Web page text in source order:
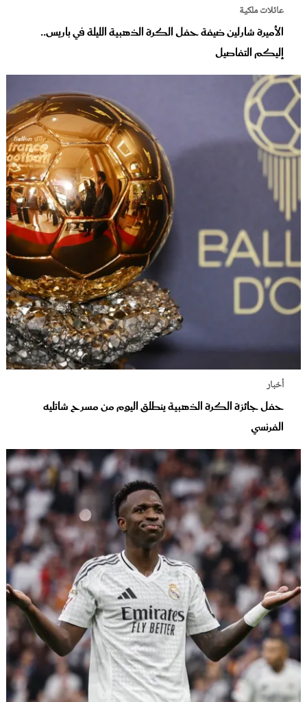
عائلات ملكية
الأميرة شارلين ضيفة حفل الكرة الذهبية الليلة في باريس..
إليكم التفاصيل
أخبار
حفل جائزة الكرة الذهبية ينطلق اليوم من مسرح شاتليه
الفرنسي